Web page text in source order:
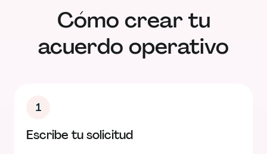
Cómo crear tu
acuerdo operativo
1
Escribe tu solicitud